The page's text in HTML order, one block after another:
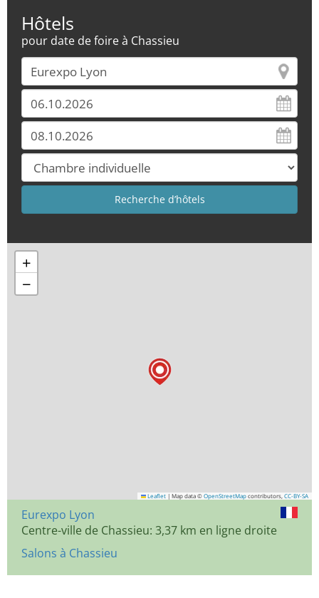
Hôtels
pour date de foire à Chassieu
+
−
Leaflet | Map data © OpenStreetMap contributors, CC-BY-SA
Eurexpo Lyon
Centre-ville de Chassieu: 3,37 km en ligne droite
Salons à Chassieu